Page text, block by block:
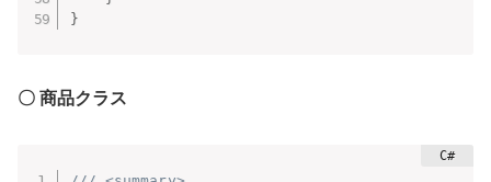
}
〇 商品クラス